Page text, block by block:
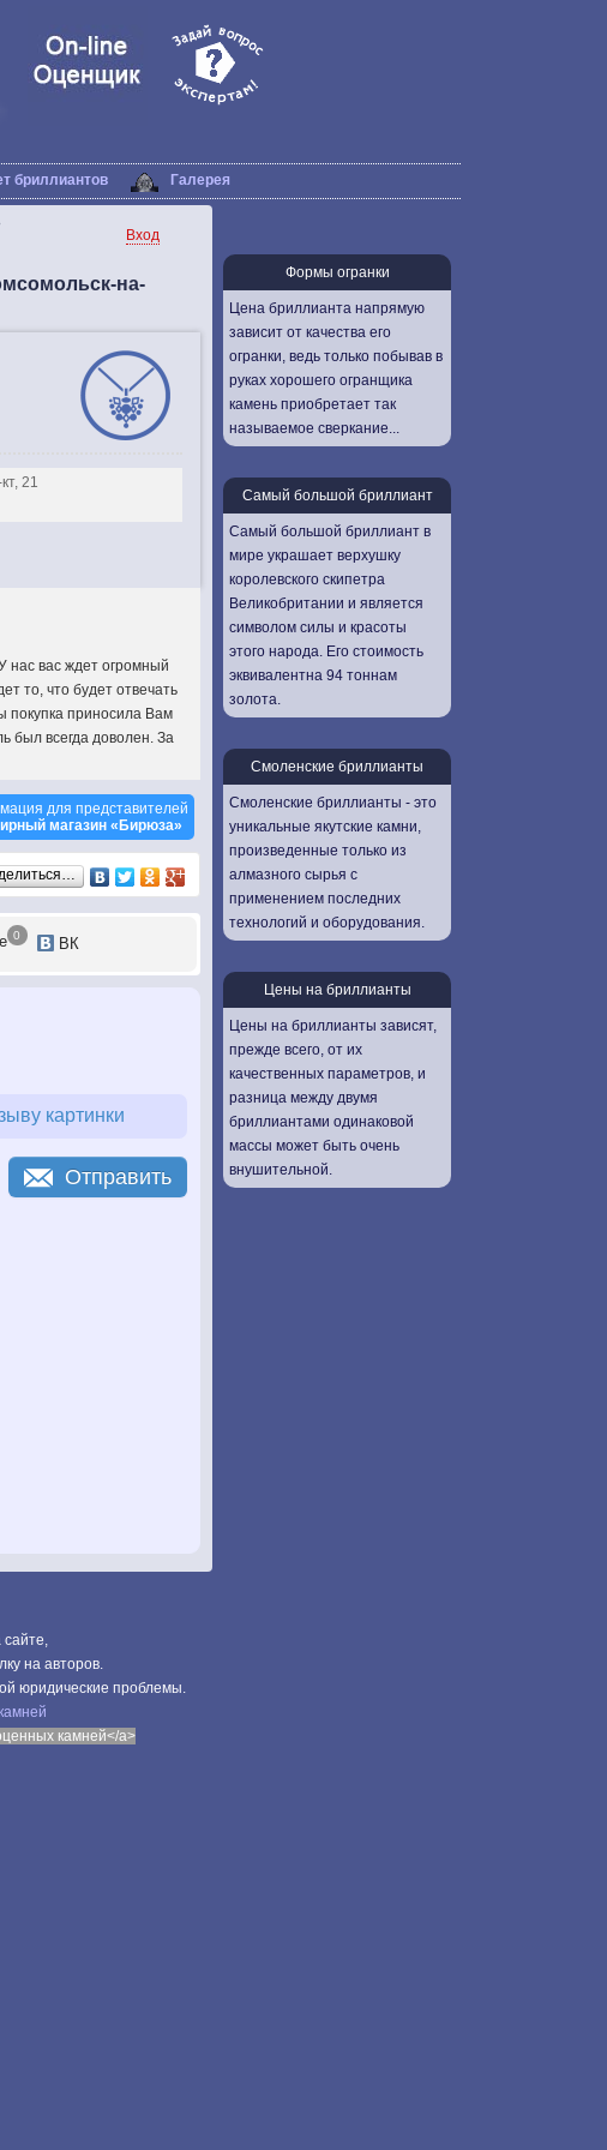
бриллиантов Галерея
Вход
на-
21
нас вас ждет огромный
то, что будет отвечать
покупка приносила Вам
был всегда доволен. За
для представителей
магазин «Бирюза»
0 ВК
картинки
Отправить
на авторов.
юридические проблемы.
камней</a>
Формы огранки
Цена бриллианта напрямую
зависит от качества его
огранки, ведь только побывав в
руках хорошего огранщика
камень приобретает так
называемое сверкание...
Самый большой бриллиант
Самый большой бриллиант в
мире украшает верхушку
королевского скипетра
Великобритании и является
символом силы и красоты
этого народа. Его стоимость
эквивалентна 94 тоннам
золота.
Смоленские бриллианты
Смоленские бриллианты - это
уникальные якутские камни,
произведенные только из
алмазного сырья с
применением последних
технологий и оборудования.
Цены на бриллианты
Цены на бриллианты зависят,
прежде всего, от их
качественных параметров, и
разница между двумя
бриллиантами одинаковой
массы может быть очень
внушительной.